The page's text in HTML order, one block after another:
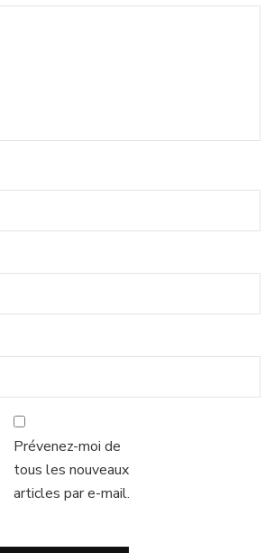
Prévenez-moi de
tous les nouveaux
articles par e-mail.